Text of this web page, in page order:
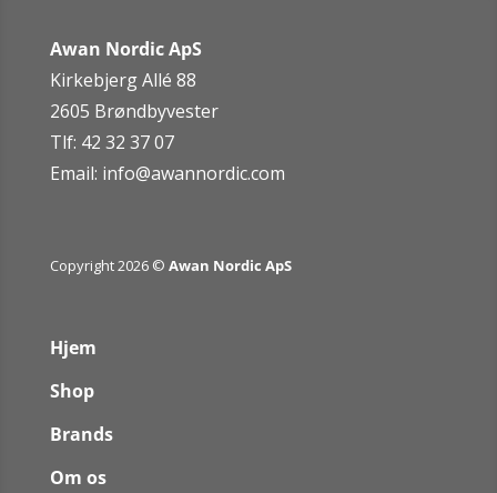
Awan Nordic ApS
Kirkebjerg Allé 88
2605 Brøndbyvester
Tlf: 42 32 37 07
Email: info@awannordic.com
Copyright 2026 © Awan Nordic ApS
Hjem
Shop
Brands
Om os